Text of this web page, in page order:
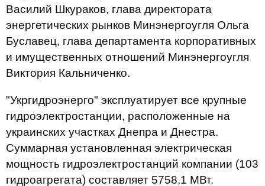
Василий Шкураков, глава директората
энергетических рынков Минэнергоугля Ольга
Буславец, глава департамента корпоративных
и имущественных отношений Минэнергоугля
Виктория Кальниченко.
"Укргидроэнерго" эксплуатирует все крупные
гидроэлектростанции, расположенные на
украинских участках Днепра и Днестра.
Суммарная установленная электрическая
мощность гидроэлектростанций компании (103
гидроагрегата) составляет 5758,1 МВт.